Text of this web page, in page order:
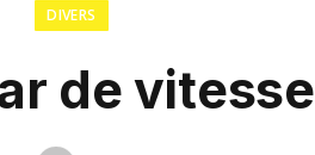
DIVERS
de vitesse